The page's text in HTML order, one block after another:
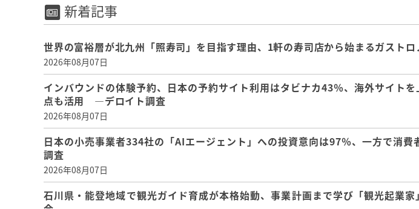
新着記事
世界の富裕層が北九州「照寿司」を目指す理由、1軒の寿司店から始まるガストロ
2026年08月07日
インバウンドの体験予約、日本の予約サイト利用はタビナカ43％、海外サイト
点も活用 ―デロイト調査
2026年08月07日
日本の小売事業者334社の「AIエージェント」への投資意向は97％、一方で消
調査
2026年08月07日
石川県・能登地域で観光ガイド育成が本格始動、事業計画まで学び「観光起